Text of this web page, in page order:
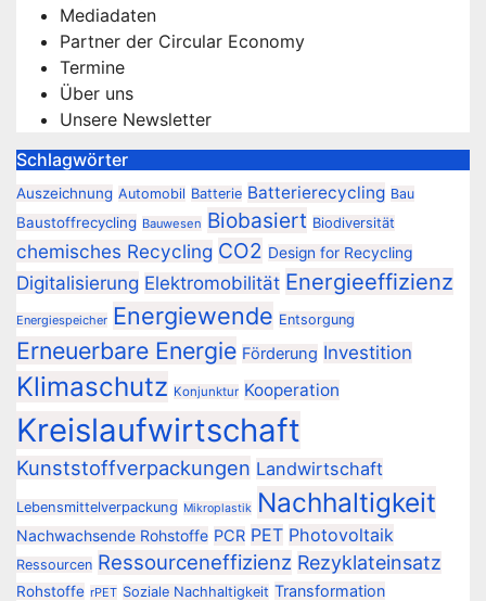
Mediadaten
Partner der Circular Economy
Termine
Über uns
Unsere Newsletter
Schlagwörter
Auszeichnung Automobil Batterie Batterierecycling Bau
Baustoffrecycling Bauwesen Biobasiert Biodiversität
chemisches Recycling CO2 Design for Recycling
Digitalisierung Elektromobilität Energieeffizienz
Energiespeicher Energiewende Entsorgung
Erneuerbare Energie Förderung Investition
Klimaschutz Konjunktur Kooperation
Kreislaufwirtschaft
Kunststoffverpackungen Landwirtschaft
Lebensmittelverpackung Mikroplastik Nachhaltigkeit
Nachwachsende Rohstoffe PCR PET Photovoltaik
Ressourcen Ressourceneffizienz Rezyklateinsatz
Rohstoffe rPET Soziale Nachhaltigkeit Transformation